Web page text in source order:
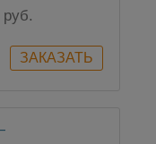
руб.